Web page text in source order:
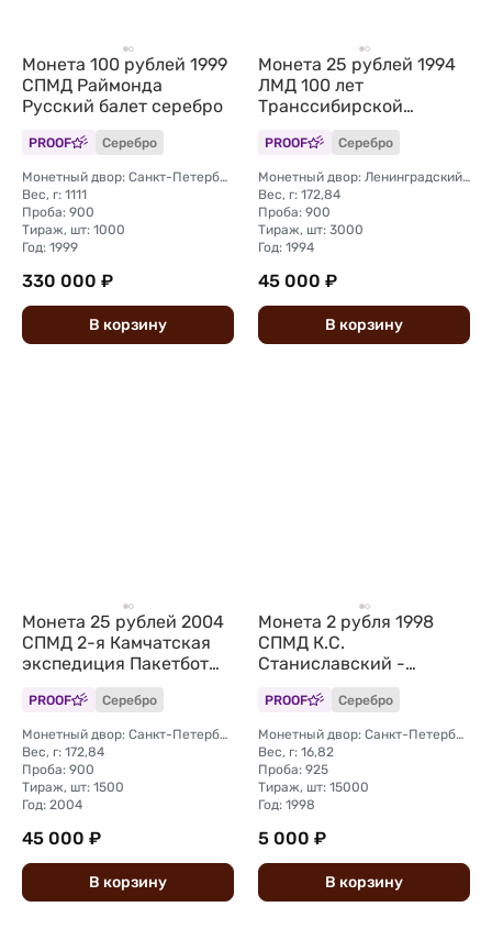
Монета 100 рублей 1999
СПМД Раймонда
Русский балет серебро
PROOF Серебро
Монетный двор: Санкт-Петербургский (СПМД)
Вес, г: 1111
Проба: 900
Тираж, шт: 1000
Год: 1999
330 000 ₽
В корзину
Монета 25 рублей 1994
ЛМД 100 лет
Транссибирской
магистрали Укладка
PROOF Серебро
Монетный двор: Ленинградский (ЛМД)
Вес, г: 172,84
Проба: 900
Тираж, шт: 3000
Год: 1994
45 000 ₽
В корзину
Монета 25 рублей 2004
СПМД 2-я Камчатская
экспедиция Пакетбот
Св. Петр, Павел
PROOF Серебро
Монетный двор: Санкт-Петербургский (СПМД)
Вес, г: 172,84
Проба: 900
Тираж, шт: 1500
Год: 2004
45 000 ₽
В корзину
Монета 2 рубля 1998
СПМД К.С.
Станиславский -
портрет, 135 лет со дня
рождения
PROOF Серебро
Монетный двор: Санкт-Петербургский (СПМД)
Вес, г: 16,82
Проба: 925
Тираж, шт: 15000
Год: 1998
5 000 ₽
В корзину